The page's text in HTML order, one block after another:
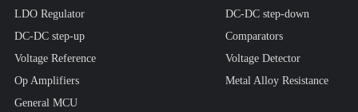
LDO Regulator
DC-DC step-down
DC-DC step-up
Comparators
Voltage Reference
Voltage Detector
Op Amplifiers
Metal Alloy Resistance
General MCU